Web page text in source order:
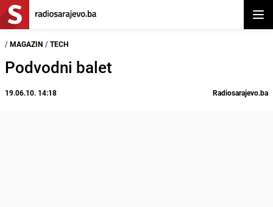
/ MAGAZIN / TECH
Podvodni balet
19.06.10. 14:18 Radiosarajevo.ba